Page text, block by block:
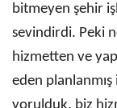
bitmeyen şehir
sevindirdi. Peki
hizmetten ve
eden planlanmış